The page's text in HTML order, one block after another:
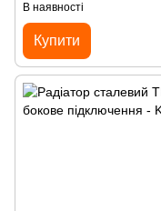
В наявності
Купити